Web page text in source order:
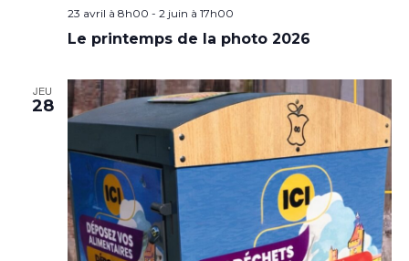
23 avril à 8h00 - 2 juin à 17h00
Le printemps de la photo 2026
JEU
28